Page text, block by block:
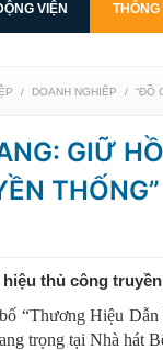
VIỆN
DOANH NGHIỆP “ĐỒ
GIỮ
THỐNG”
thủ công
“Thương Hiệu
trọng tại Nhà hát